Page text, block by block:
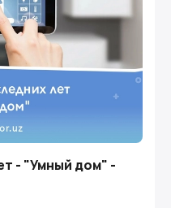
- "Умный дом" -